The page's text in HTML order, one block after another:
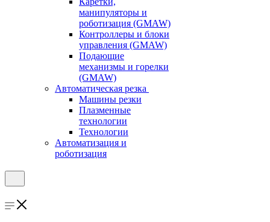
манипуляторы и
роботизация (GMAW)
Контроллеры и блоки
управления (GMAW)
Подающие
механизмы и горелки
(GMAW)
Автоматическая резка
Машины резки
Плазменные
технологии
Технологии
Автоматизация и
роботизация